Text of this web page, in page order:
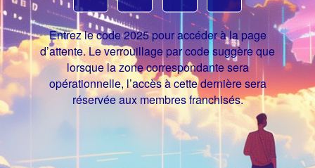
Entrez le code 2025 pour accéder à la page
d’attente. Le verrouillage par code suggère que
lorsque la zone correspondante sera
opérationnelle, l’accès à cette dernière sera
réservée aux membres franchisés.